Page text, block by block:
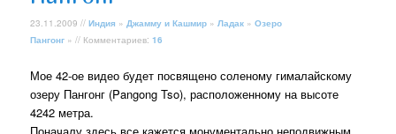
23.11.2009 //Индия » Джамму и Кашмир »Ладак »Озеро
Пангонг » // Комментариев:16
Мое 42-ое видео будет посвящено соленому гималайскому
озеру Пангонг (Pangong Tso), расположенному на высоте
4242 метра.
Поначалу здесь все кажется монументально неподвижным,